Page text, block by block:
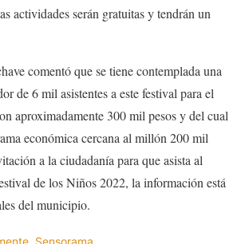
actividades serán gratuitas y tendrán un
comentó que se tiene contemplada una
de 6 mil asistentes a este festival para el
aproximadamente 300 mil pesos y del cual
económica cercana al millón 200 mil
a la ciudadanía para que asista al
de los Niños 2022, la información está
del municipio.
Sensorama